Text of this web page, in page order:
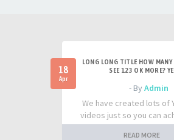
18
Apr
LONG LONG TITLE HOW MANY
SEE 123 OK MORE?
- ByAdmin
We have created lots of
videos just so you can
READ MORE